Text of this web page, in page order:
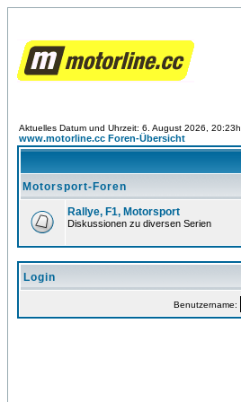
Aktuelles Datum und Uhrzeit: 6. August 2026, 20:23h
www.motorline.cc Foren-Übersicht
Motorsport-Foren
Rallye, F1, Motorsport
Diskussionen zu diversen Serien
Login
Benutzername: